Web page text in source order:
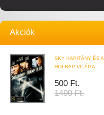
Akciók
SKY KAPITÁNY ÉS A
HOLNAP VILÁGA
500 Ft.
1490 Ft.